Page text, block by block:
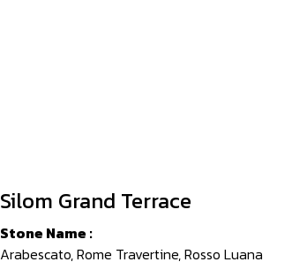
Silom Grand Terrace
Stone Name :
Arabescato, Rome Travertine, Rosso Luana